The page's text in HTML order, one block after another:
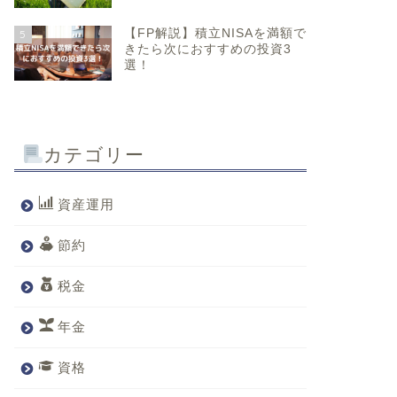
5
【FP解説】積立NISAを満額で
きたら次におすすめの投資3
選！
カテゴリー
資産運用
節約
税金
年金
資格